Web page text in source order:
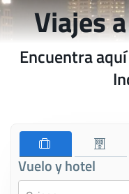
Viajes
Encuentra
Vuelo y hotel